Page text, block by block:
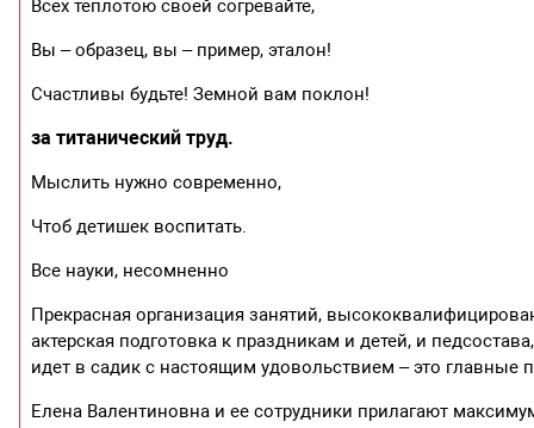
Всех теплотою своей согревайте,
Вы – образец, вы – пример, эталон!
Счастливы будьте! Земной вам поклон!
за титанический труд.
Мыслить нужно современно,
Чтоб детишек воспитать.
Все науки, несомненно
Прекрасная организация занятий,
актерская подготовка к праздникам и детей, и
идет в садик с настоящим удовольствием – это главные
Елена Валентиновна и ее сотрудники прилагают